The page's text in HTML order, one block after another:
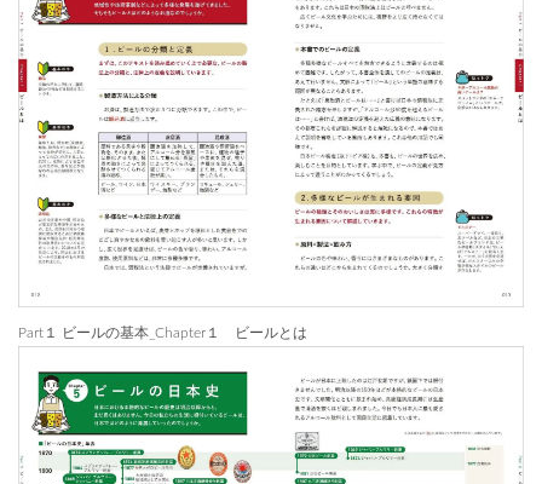
Part１ ビールの基本_Chapter１ ビールとは